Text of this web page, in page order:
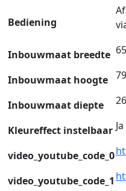
Bediening
Inbouwmaat breedte
Inbouwmaat hoogte
Inbouwmaat diepte
Kleureffect instelbaar Ja
video_youtube_code_0
video_youtube_code_1